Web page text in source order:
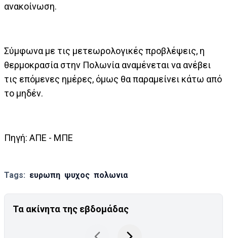
ανακοίνωση.
Σύμφωνα με τις μετεωρολογικές προβλέψεις, η
θερμοκρασία στην Πολωνία αναμένεται να ανέβει
τις επόμενες ημέρες, όμως θα παραμείνει κάτω από
το μηδέν.
Πηγή: AΠΕ - ΜΠΕ
Tags: ευρωπη ψυχος πολωνια
Τα ακίνητα της εβδομάδας